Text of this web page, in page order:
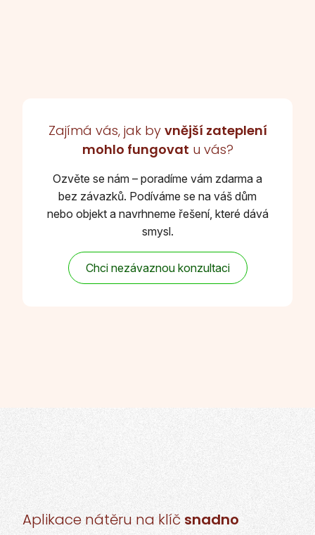
Zajímá vás, jak by vnější zateplení
mohlo fungovat u vás?
Ozvěte se nám – poradíme vám zdarma a
bez závazků. Podíváme se na váš dům
nebo objekt a navrhneme řešení, které dává
smysl.
Chci nezávaznou konzultaci
Aplikace nátěru na klíč snadno